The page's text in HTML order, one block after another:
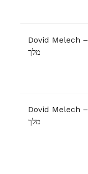
Dovid Melech – דוד
מלך
Dovid Melech – דוד
מלך